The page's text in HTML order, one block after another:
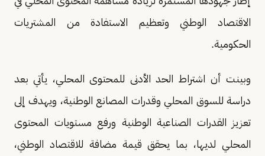
الاقتصاد الوطني وتعظيم الاستفادة من المشتريات
الحكومية.
وبينت أن اشتراط الحد الأدنى للمحتوى المحلي، يأتي بعد
دراسة للسوق المحلي وقدرات المصانع الوطنية، ويهدف إلى
تعزيز القدرات الصناعية الوطنية ورفع مستويات المحتوى
المحلي لديها، بما يحقق قيمة مضافة للاقتصاد الوطني،